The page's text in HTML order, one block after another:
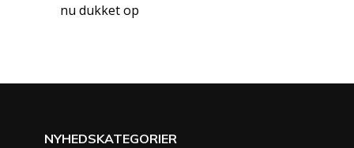
nu dukket op
NYHEDSKATEGORIER